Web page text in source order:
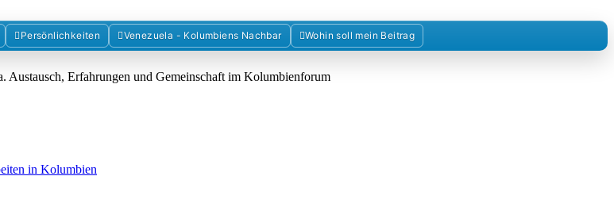
Kolumbiens
Erfahrungen und Gemeinschaft im Kolumbienforum
Persönlichkeiten Venezuela - Kolumbiens Nachbar Wohin soll mein Beitrag
in Kolumbien